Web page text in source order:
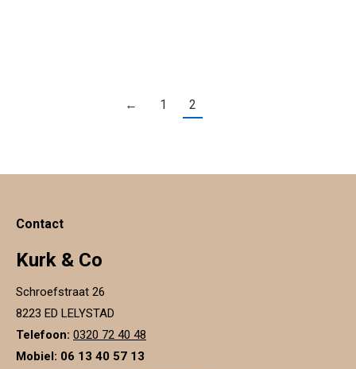
← 1 2
Contact
Kurk & Co
Schroefstraat 26
8223 ED LELYSTAD
Telefoon: 0320 72 40 48
Mobiel: 06 13 40 57 13